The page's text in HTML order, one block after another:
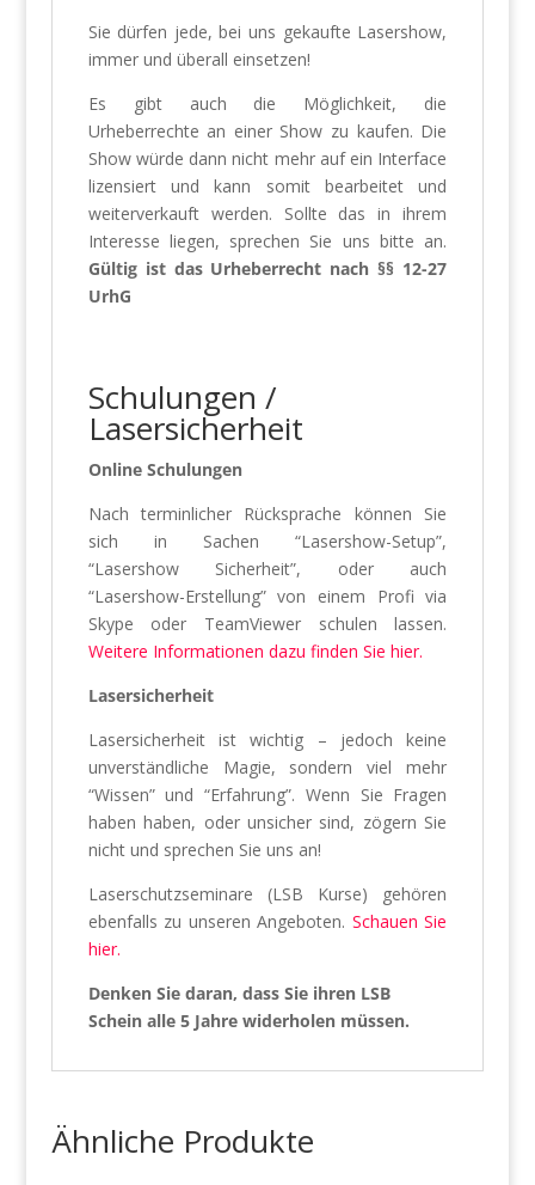
Sie dürfen jede, bei uns gekaufte Lasershow,
immer und überall einsetzen!
Es gibt auch die Möglichkeit, die
Urheberrechte an einer Show zu kaufen. Die
Show würde dann nicht mehr auf ein Interface
lizensiert und kann somit bearbeitet und
weiterverkauft werden. Sollte das in ihrem
Interesse liegen, sprechen Sie uns bitte an.
Gültig ist das Urheberrecht nach §§ 12-27
UrhG
Schulungen /
Lasersicherheit
Online Schulungen
Nach terminlicher Rücksprache können Sie
sich in Sachen “Lasershow-Setup”,
“Lasershow Sicherheit”, oder auch
“Lasershow-Erstellung” von einem Profi via
Skype oder TeamViewer schulen lassen.
Weitere Informationen dazu finden Sie hier.
Lasersicherheit
Lasersicherheit ist wichtig – jedoch keine
unverständliche Magie, sondern viel mehr
“Wissen” und “Erfahrung”. Wenn Sie Fragen
haben haben, oder unsicher sind, zögern Sie
nicht und sprechen Sie uns an!
Laserschutzseminare (LSB Kurse) gehören
ebenfalls zu unseren Angeboten. Schauen Sie
hier.
Denken Sie daran, dass Sie ihren LSB
Schein alle 5 Jahre widerholen müssen.
Ähnliche Produkte